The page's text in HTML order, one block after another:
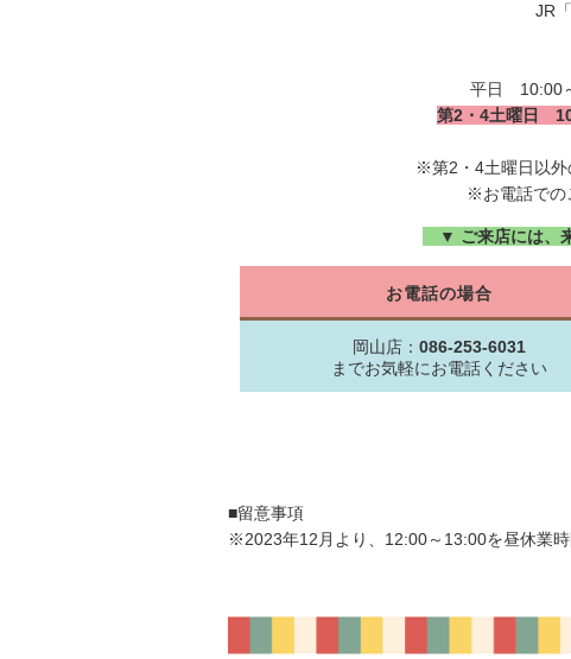
JR
平日 10:00
第2・4土曜日
※第2・4土曜日以外
※お電話での
▼ ご来店には、
お電話の場合
岡山店： 086-253-6031
までお気軽にお電話ください
■留意事項
※2023年12月より、12:00～13:00を昼休業時